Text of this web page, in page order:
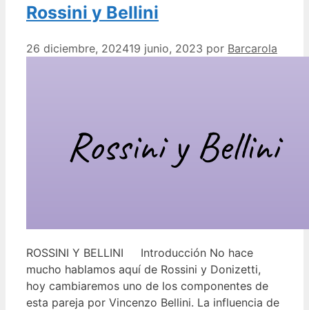
Rossini y Bellini
26 diciembre, 202419 junio, 2023 por Barcarola
ROSSINI Y BELLINI Introducción No hace
mucho hablamos aquí de Rossini y Donizetti,
hoy cambiaremos uno de los componentes de
esta pareja por Vincenzo Bellini. La influencia de